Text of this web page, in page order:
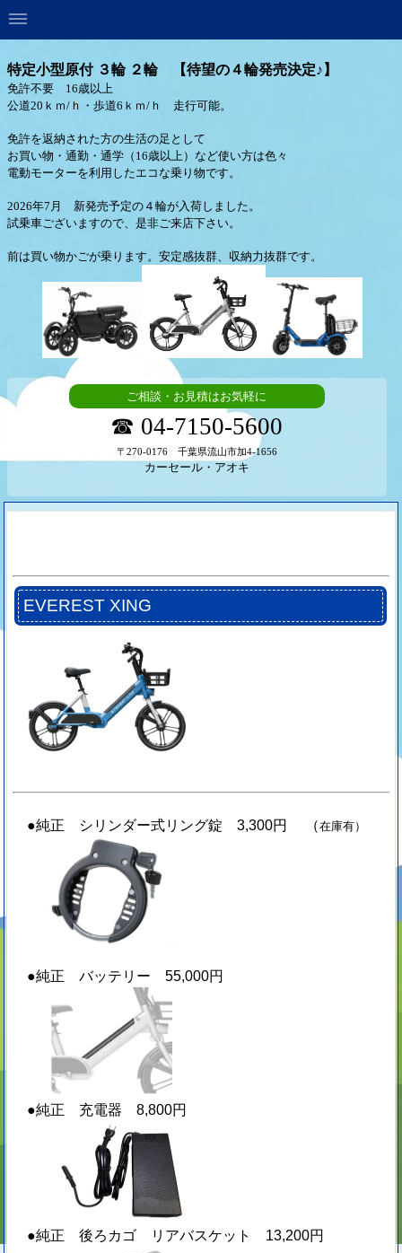
特定小型原付 ３輪 ２輪 【待望の４輪発売決定♪】
免許不要 16歳以上
公道20ｋｍ/ｈ・歩道6ｋｍ/ｈ 走行可能。
免許を返納された方の生活の足として
お買い物・通勤・通学（16歳以上）など使い方は色々
電動モーターを利用したエコな乗り物です。
2026年7月 新発売予定の４輪が入荷しました。
試乗車ございますので、是非ご来店下さい。
前は買い物かごが乗ります。安定感抜群、収納力抜群です。
ご相談・お見積はお気軽に
☎ 04-7150-5600
〒270-0176 千葉県流山市加4-1656
カーセール・アオキ
EVEREST XING
●純正 シリンダー式リング錠 3,300円 （在庫有）
●純正 バッテリー 55,000円
●純正 充電器 8,800円
●純正 後ろカゴ リアバスケット 13,200円